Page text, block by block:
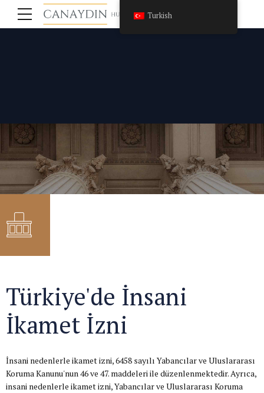
Türkiye'de İnsani
İkamet İzni
İnsani nedenlerle ikamet izni, 6458 sayılı Yabancılar ve Uluslararası
Koruma Kanunu'nun 46 ve 47. maddeleri ile düzenlenmektedir. Ayrıca,
insani nedenlerle ikamet izni, Yabancılar ve Uluslararası Koruma
Turkish